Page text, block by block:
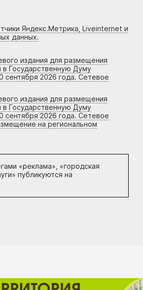
Яндекс.Метрика, Liveinternet и
данных.
издания для размещения
в Государственную Думу
сентября 2026 года. Сетевое
издания для размещения
в Государственную Думу
сентября 2026 года. Сетевое
на региональном
«реклама», «городская
публикуются на